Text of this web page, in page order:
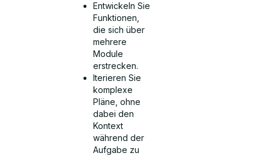
Entwickeln Sie
Funktionen,
die sich über
mehrere
Module
erstrecken.
Iterieren Sie
komplexe
Pläne, ohne
dabei den
Kontext
während der
Aufgabe zu